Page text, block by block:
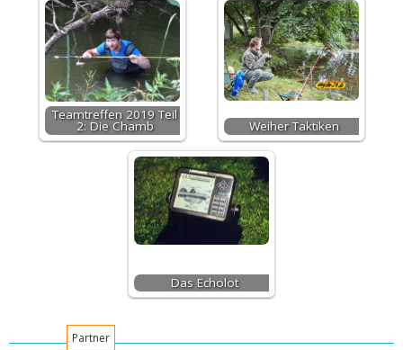
Teamtreffen 2019 Teil
2: Die Chamb Weiher Taktiken
Das Echolot
Partner